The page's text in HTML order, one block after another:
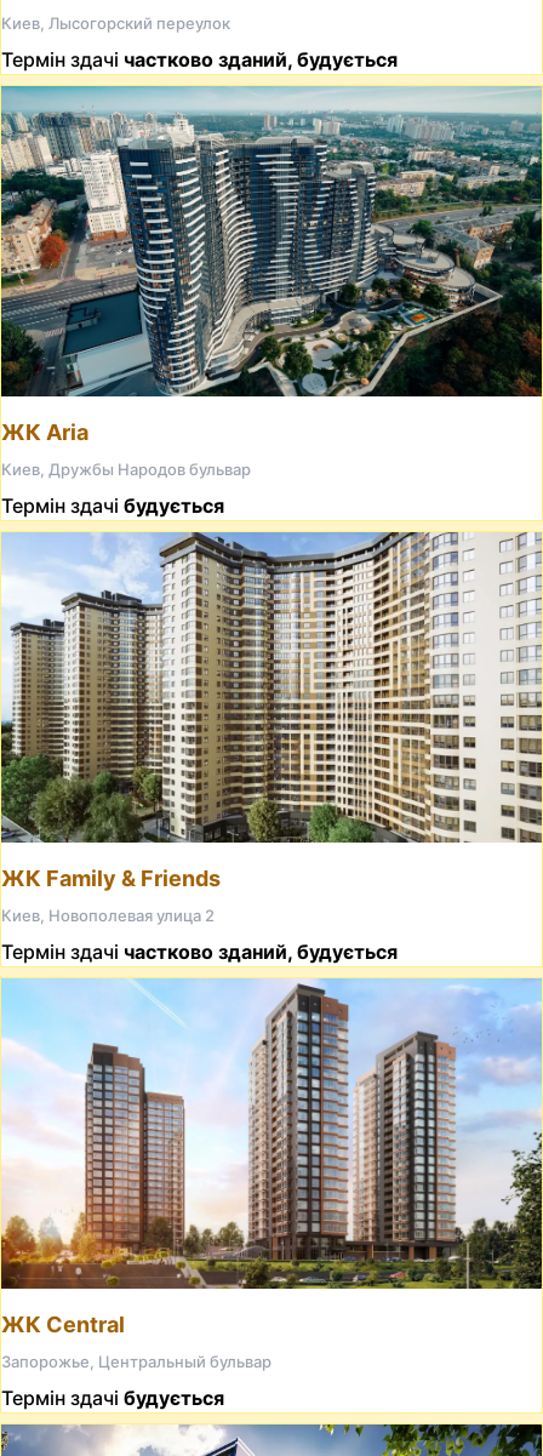
Киев, Лысогорский переулок
Термін здачі частково зданий, будується
ЖК Aria
Киев, Дружбы Народов бульвар
Термін здачі будується
ЖК Family & Friends
Киев, Новополевая улица 2
Термін здачі частково зданий, будується
ЖК Central
Запорожье, Центральный бульвар
Термін здачі будується